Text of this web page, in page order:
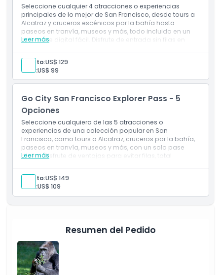
Política de Cancelación
Seleccione cualquier 4 atracciones o experiencias
principales de lo mejor de San Francisco, desde tours a
Alcatraz y cruceros escénicos por la bahía hasta
paseos en tranvía, museos y más, todo incluido en un
solo pase digital fácil. Disfrute de entrada sin filas en
en comparación con la compra de boletos individuales.
Leer más
Adulto:US$ 129
Niño:US$ 99
Go City San Francisco Explorer Pass - 5
Opciones
Seleccione cualquiera de las 5 atracciones o
experiencias de una colección popular en San
Francisco, como tours a Alcatraz, cruceros por la bahía,
paseos en tranvía, museos y más, con un solo pase
digital. Disfrute de ventajas para evitar filas, total
ahorros en comparación con la compra de boletos por
separado.
Leer más
Adulto:US$ 149
Niño:US$ 109
Resumen del Pedido